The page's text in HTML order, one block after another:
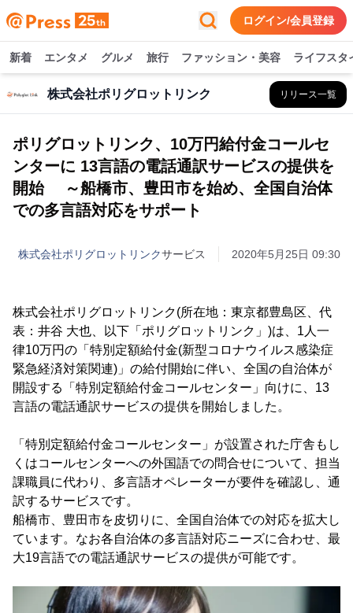
ログイン/会員登録
新着 エンタメ グルメ 旅行 ファッション・美容 ライフスタ
株式会社ポリグロットリンク リリース一覧
ポリグロットリンク、10万円給付金コールセ
ンターに 13言語の電話通訳サービスの提供を
開始 ～船橋市、豊田市を始め、全国自治体
での多言語対応をサポート
株式会社ポリグロットリンクサービス 2020年5月25日 09:30
株式会社ポリグロットリンク(所在地：東京都豊島区、代
表：井谷 大也、以下「ポリグロットリンク」)は、1人一
律10万円の「特別定額給付金(新型コロナウイルス感染症
緊急経済対策関連)」の給付開始に伴い、全国の自治体が
開設する「特別定額給付金コールセンター」向けに、13
言語の電話通訳サービスの提供を開始しました。
「特別定額給付金コールセンター」が設置された庁舎もし
くはコールセンターへの外国語での問合せについて、担当
課職員に代わり、多言語オペレーターが要件を確認し、通
訳するサービスです。
船橋市、豊田市を皮切りに、全国自治体での対応を拡大し
ています。なお各自治体の多言語対応ニーズに合わせ、最
大19言語での電話通訳サービスの提供が可能です。